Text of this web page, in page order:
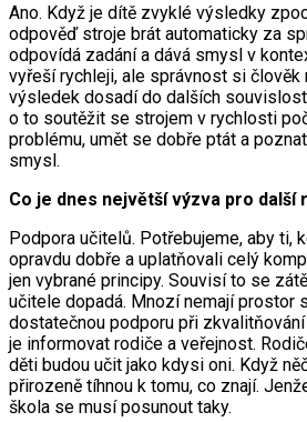
Ano. Když je dítě zvyklé výsledky
odpověď stroje brát automaticky za
odpovídá zadání a dává smysl v
vyřeší rychleji, ale správnost si člověk
výsledek dosadí do dalších
o to soutěžit se strojem v rychlosti
problému, umět se dobře ptát a
smysl.
Co je dnes největší výzva pro další
Podpora učitelů. Potřebujeme, aby ti,
opravdu dobře a uplatňovali celý
jen vybrané principy. Souvisí to se
učitele dopadá. Mnozí nemají prostor
dostatečnou podporu při
je informovat rodiče a veřejnost.
děti budou učit jako kdysi oni. Když
přirozeně tíhnou k tomu, co znají.
škola se musí posunout taky.